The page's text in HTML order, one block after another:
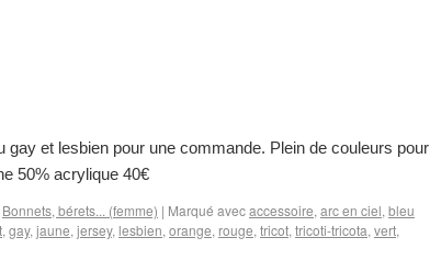
gay et lesbien pour une commande. Plein de couleurs pour
50% acrylique 40€
Bonnets, bérets... (femme) | Marqué avecaccessoire, arc en ciel, bleu
, gay, jaune, jersey, lesbien, orange, rouge, tricot, tricoti-tricota, vert,